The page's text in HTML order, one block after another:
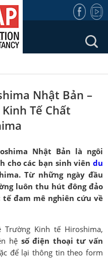
Nhật Bản –
Tế Chất
Nhật Bản là ngôi
cho các bạn sinh viên du
Từ những ngày đầu
luôn thu hút đông đảo
đam mê nghiên cứu về
Kinh tế Hiroshima,
hệ số điện thoại tư vấn
để lại thông tin theo form